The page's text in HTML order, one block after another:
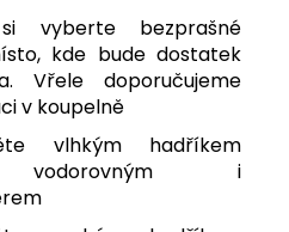
vyberte bezprašné
kde bude dostatek
Vřele doporučujeme
v koupelně
vlhkým hadříkem
vodorovným i